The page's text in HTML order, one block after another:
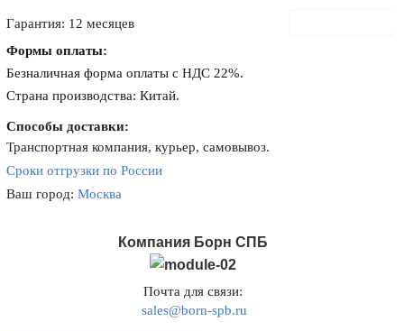
Гарантия: 12 месяцев
Формы оплаты:
Безналичная форма оплаты с НДС 22%.
Страна производства: Китай.
Способы доставки:
Транспортная компания, курьер, самовывоз.
Сроки отгрузки по России
Ваш город:Москва
Компания Борн СПБ
Почта для связи:
sales@born-spb.ru